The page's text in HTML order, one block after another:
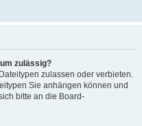
zulässig?
zulassen oder verbieten.
Sie anhängen können und
bitte an die Board-